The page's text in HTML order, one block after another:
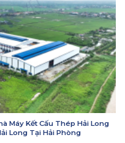
Máy Kết Cấu Thép Hải Long
Long Tại Hải Phòng